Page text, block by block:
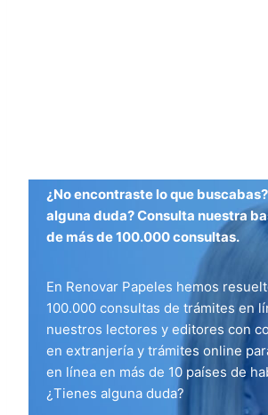
¿No encontraste lo que
alguna duda? Consulta nuestra
de más de 100.000 consultas.
En Renovar Papeles hemos
100.000 consultas de trámites en
nuestros lectores y editores con
en extranjería y trámites online
en línea en más de 10 países de
¿Tienes alguna duda?